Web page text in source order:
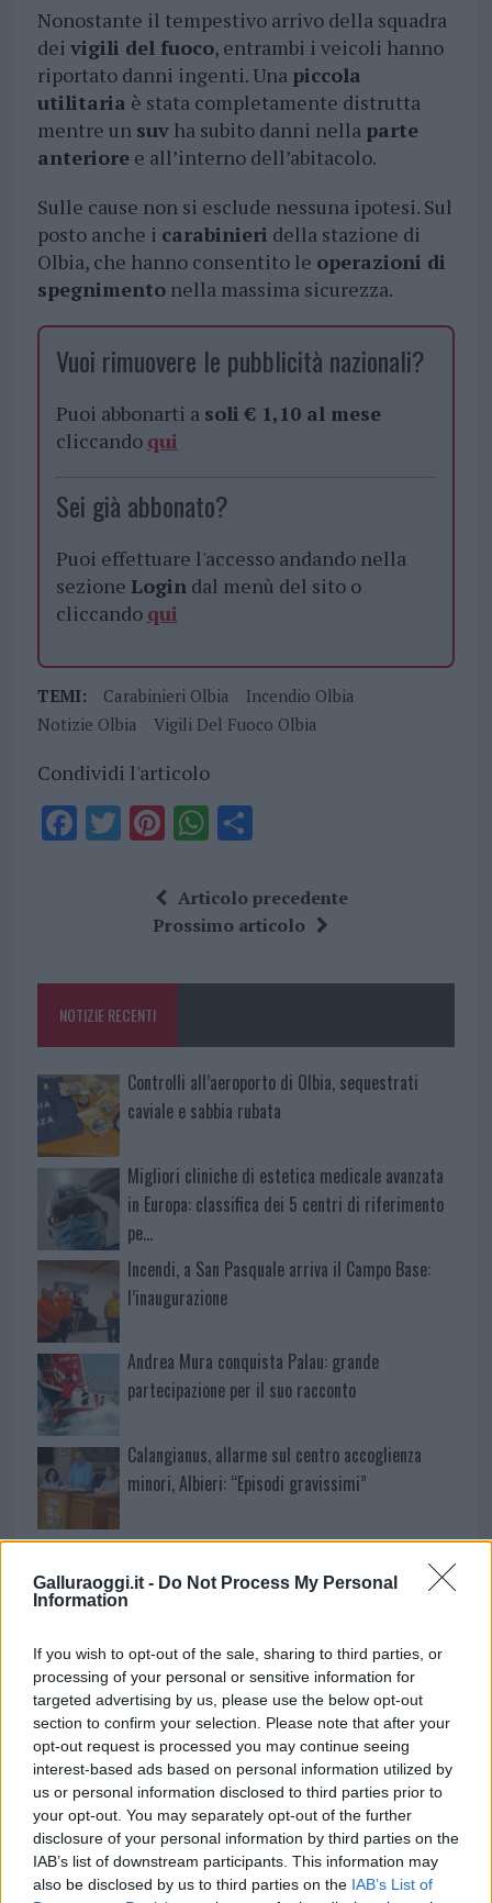
Galluraoggi.it - Do Not Process My Personal
Information
If you wish to opt-out of the sale, sharing to third parties, or
processing of your personal or sensitive information for
targeted advertising by us, please use the below opt-out
section to confirm your selection. Please note that after your
opt-out request is processed you may continue seeing
interest-based ads based on personal information utilized by
us or personal information disclosed to third parties prior to
your opt-out. You may separately opt-out of the further
disclosure of your personal information by third parties on the
IAB’s list of downstream participants. This information may
also be disclosed by us to third parties on the IAB’s List of
Nonostante il tempestivo arrivo della squadra
dei vigili del fuoco, entrambi i veicoli hanno
riportato danni ingenti. Una piccola
utilitaria è stata completamente distrutta
mentre un suvha subito danni nella parte
anterioree all’interno dell’abitacolo.
Sulle cause non si esclude nessuna ipotesi. Sul
posto anche i carabinieri della stazione di
Olbia, che hanno consentito le operazioni di
spegnimentonella massima sicurezza.
Vuoi rimuovere le pubblicità nazionali?
Puoi abbonarti a soli € 1,10 al mese
cliccando qui
Sei già abbonato?
Puoi effettuare l'accesso andando nella
sezione Logindal menù del sito o
cliccando qui
TEMI: Carabinieri Olbia
Incendio Olbia
Notizie Olbia
Vigili Del Fuoco Olbia
Condividi l'articolo
F
o
k
T Pi
te
re
W
at
s
p
S
a
re
Articolo precedente
Prossimo articolo
NOTIZIE RECENTI
Controlli all’aeroporto di Olbia, sequestrati
caviale e sabbia rubata
Migliori cliniche di estetica medicale avanzata
in Europa: classifica dei 5 centri di riferimento
pe…
Incendi, a San Pasquale arriva il Campo Base:
l’inaugurazione
Andrea Mura conquista Palau: grande
partecipazione per il suo racconto
Calangianus, allarme sul centro accoglienza
minori, Albieri: “Episodi gravissimi”
Gallura, finti clienti svuotano le suite: furto da
50mila nel resort
protagonisti